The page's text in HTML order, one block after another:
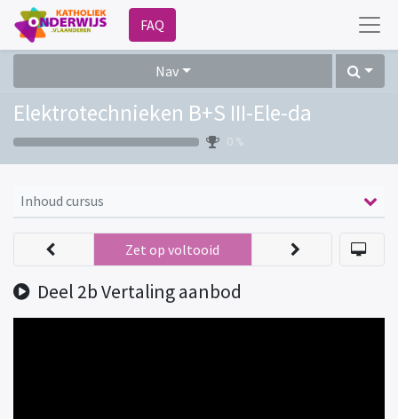
FAQ
Nav
Elektrotechnieken B+S III-Ele-da
0 %
Inhoud cursus
Deel 2b Vertaling aanbod
Zet op voltooid